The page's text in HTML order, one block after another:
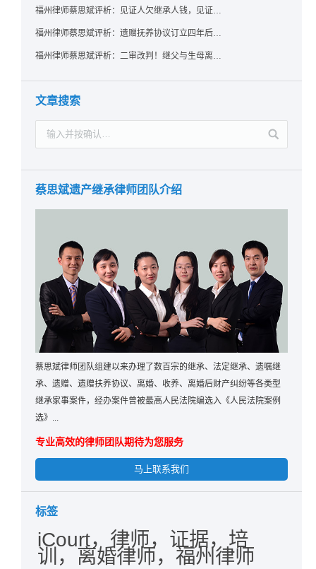
福州律师蔡思斌评析：见证人欠继承人钱，见证遗嘱还有效吗？
福州律师蔡思斌评析：遗赠抚养协议订立四年后丧失民事行为能力，协议有效吗？
福州律师蔡思斌评析：二审改判！继父与生母离婚后，曾受其抚养的继子女是否仍享有继承权？
文章搜索
蔡思斌遗产继承律师团队介绍
蔡思斌律师团队组建以来办理了数百宗的继承、法定继承、遗嘱继
承、遗赠、遗赠扶养协议、离婚、收养、离婚后财产纠纷等各类型
继承家事案件，经办案件曾被最高人民法院编选入《人民法院案例
选》...
专业高效的律师团队期待为您服务
马上联系我们
标签
iCourt，律师，证据，培
训，离婚律师，福州律师